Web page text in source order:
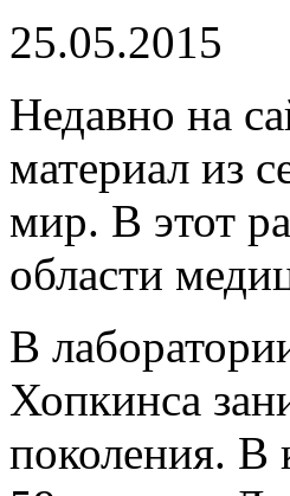
25.05.2015
Недавно на
материал из
мир. В этот
области
В
Хопкинса
поколения. В